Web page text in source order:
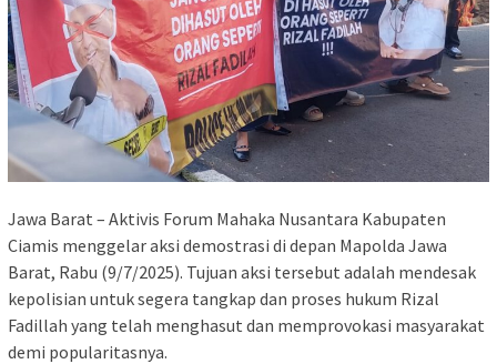
Jawa Barat – Aktivis Forum Mahaka Nusantara Kabupaten
Ciamis menggelar aksi demostrasi di depan Mapolda Jawa
Barat, Rabu (9/7/2025). Tujuan aksi tersebut adalah mendesak
kepolisian untuk segera tangkap dan proses hukum Rizal
Fadillah yang telah menghasut dan memprovokasi masyarakat
demi popularitasnya.